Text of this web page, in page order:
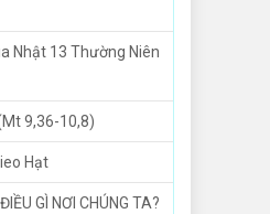
Nhật 13 Thường Niên
9,36-10,8)
Hạt
GÌ NƠI CHÚNG TA?